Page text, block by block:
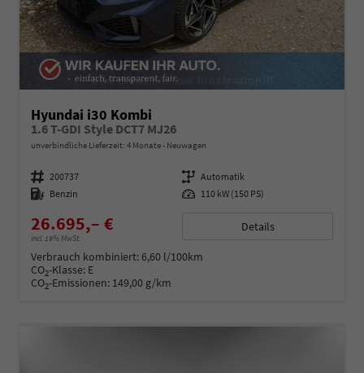
Hyundai i30 Kombi
1.6 T-GDI Style DCT7 MJ26
unverbindliche Lieferzeit: 4 Monate Neuwagen
Fahrzeugnummer 200737 Getriebe Automatik
Kraftstoff Benzin Leistung 110 kW (150 PS)
26.695,– €
incl. 19% MwSt.
Details
Verbrauch kombiniert:6,60 l/100km
CO2-Klasse: E
CO2-Emissionen: 149,00 g/km